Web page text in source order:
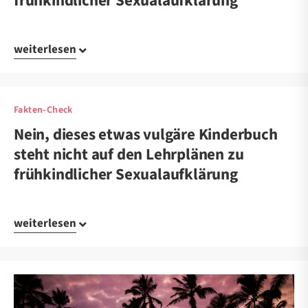
weiterlesen
Fakten-Check
Nein, dieses etwas vulgäre Kinderbuch
steht nicht auf den Lehrplänen zu
frühkindlicher Sexualaufklärung
weiterlesen